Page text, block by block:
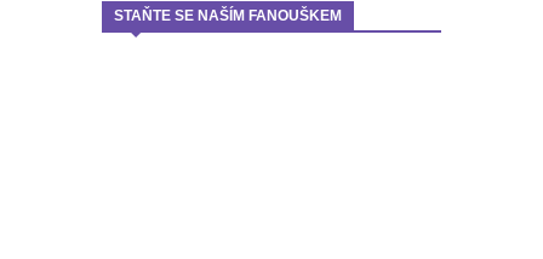
STAŇTE SE NAŠÍM FANOUŠKEM